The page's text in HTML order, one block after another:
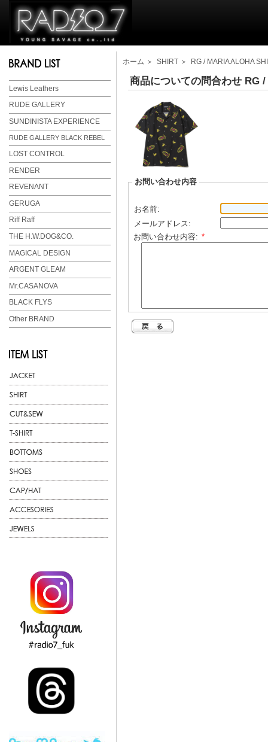
Lewis Leathers
RUDE GALLERY
SUNDINISTA EXPERIENCE
RUDE GALLERY BLACK REBEL
LOST CONTROL
RENDER
REVENANT
GERUGA
Riff Raff
THE H.W.DOG&CO.
MAGICAL DESIGN
ARGENT GLEAM
Mr.CASANOVA
BLACK FLYS
Other BRAND
ホーム ＞ SHIRT ＞ RG / MARIA ALOHA
商品についての問合わせ RG
お問い合わせ内容
お名前:
メールアドレス:
お問い合わせ内容: *